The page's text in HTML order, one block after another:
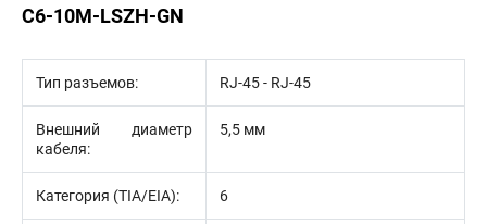
C6-10M-LSZH-GN
Тип разъемов: RJ-45 - RJ-45
Внешний диаметр
кабеля:
5,5 мм
Категория (TIA/EIA): 6